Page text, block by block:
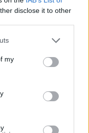
disclose it to other
one or more Google
You may click to
third-party tags to
in below Google
my
chiến lược dinh
gan nghiêm
với sức khỏe
điều trị và
gan.
nhánh
vai trò quan